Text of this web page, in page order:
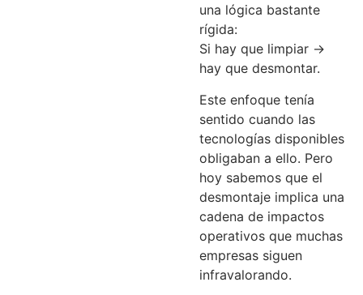
una lógica bastante
rígida:
Si hay que limpiar →
hay que desmontar.
Este enfoque tenía
sentido cuando las
tecnologías disponibles
obligaban a ello. Pero
hoy sabemos que el
desmontaje implica una
cadena de impactos
operativos que muchas
empresas siguen
infravalorando.